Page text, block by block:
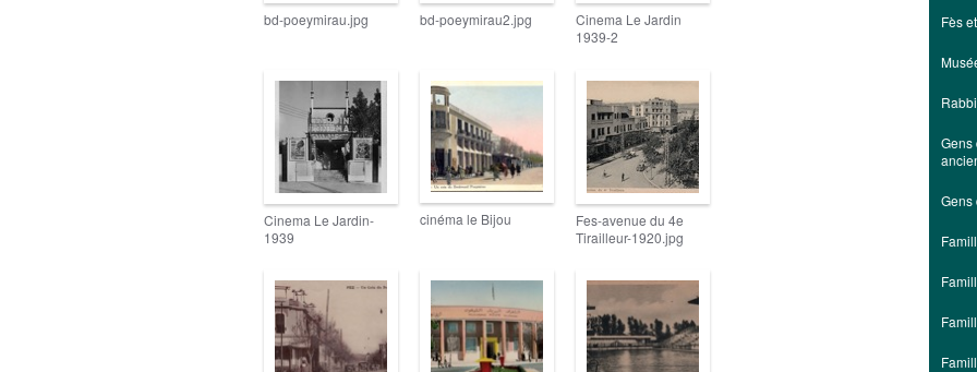
Fès
Gens
Gens
bd-poeymirau.jpg bd-poeymirau2.jpg
Cinema Le Jardin
1939-2
Cinema Le Jardin-
1939
cinéma le Bijou
Fes-avenue du 4e
Tirailleur-1920.jpg